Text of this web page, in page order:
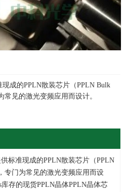
现成的PPLN散装芯片（PPLN Bulk
常见的激光变频应用而设计。
供标准现成的PPLN散装芯片（PPLN
专门为常见的激光变频应用而设
库存的现货PPLN晶体PPLN晶体芯